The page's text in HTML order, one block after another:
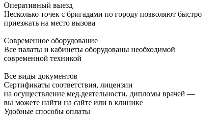
Оперативный выезд
Несколько точек с бригадами по городу позволяют быстро
приезжать на место вызова
Современное оборудование
Все палаты и кабинеты оборудованы необходимой
современной техникой
Все виды документов
Сертификаты соответствия, лицензии
на осуществление мед.деятельности, дипломы врачей —
вы можете найти на сайте или в клинике
Удобные способы оплаты